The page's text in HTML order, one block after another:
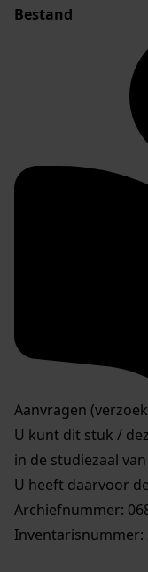
Bestand
Aanvragen
U kunt dit stuk /
in de studiezaal
U heeft daarvoor
Archiefnummer:
Inventarisnummer: